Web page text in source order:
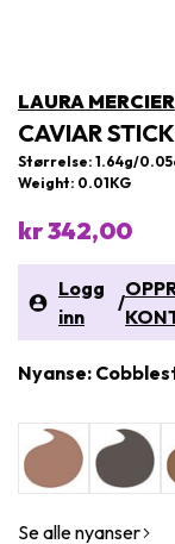
LAURA MERCIER
CAVIAR
Størrelse: 1.64g/
Weight: 0.01KG
kr 342,00
Logg
inn
/
Nyanse:
Se alle nyanser